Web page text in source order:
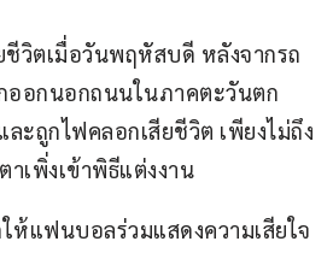
ชีวิตเมื่อวันพฤหัสบดี หลังจากรถ
ออกนอกถนนในภาคตะวันตก
ละถูกไฟคลอกเสียชีวิต เพียงไม่ถึง
เพิ่งเข้าพิธีแต่งงาน
ห้แฟนบอลร่วมแสดงความเสียใจ